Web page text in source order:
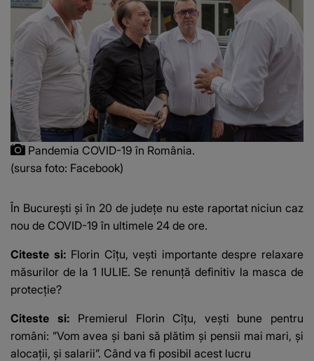
Pandemia COVID-19 în România.
(sursa foto: Facebook)
În Bucureşti şi în 20 de judeţe nu este raportat niciun caz
nou de COVID-19 în ultimele 24 de ore.
Citeste si: Florin Cîțu, vești importante despre relaxare
măsurilor de la 1 IULIE. Se renunță definitiv la masca de
protecție?
Citeste si: Premierul Florin Cîțu, vești bune pentru
români: ”Vom avea și bani să plătim și pensii mai mari, și
alocații, și salarii”. Când va fi posibil acest lucru